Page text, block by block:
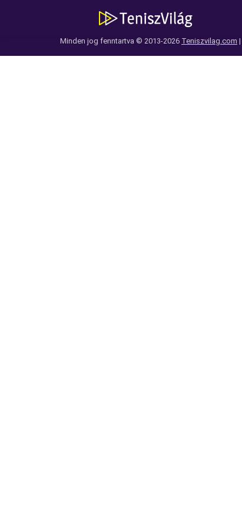
Minden jog fenntartva © 2013-2026 Teniszvilag.com |